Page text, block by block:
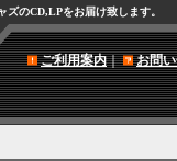
のCD,LPをお届け致します。
ご利用案内｜ お問